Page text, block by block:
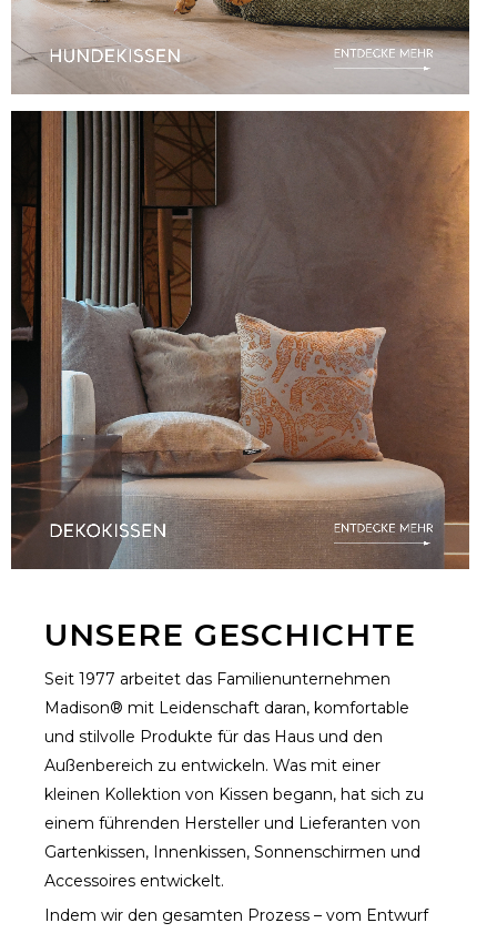
UNSERE GESCHICHTE
Seit 1977 arbeitet das Familienunternehmen
Madison® mit Leidenschaft daran, komfortable
und stilvolle Produkte für das Haus und den
Außenbereich zu entwickeln. Was mit einer
kleinen Kollektion von Kissen begann, hat sich zu
einem führenden Hersteller und Lieferanten von
Gartenkissen, Innenkissen, Sonnenschirmen und
Accessoires entwickelt.
Indem wir den gesamten Prozess – vom Entwurf